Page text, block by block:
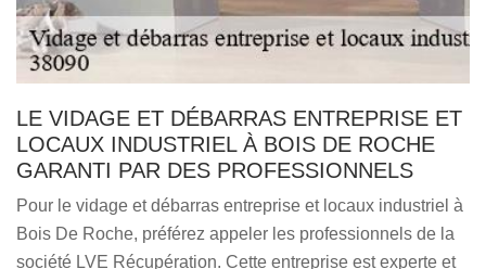
LE VIDAGE ET DÉBARRAS ENTREPRISE ET
LOCAUX INDUSTRIEL À BOIS DE ROCHE
GARANTI PAR DES PROFESSIONNELS
Pour le vidage et débarras entreprise et locaux industriel à
Bois De Roche, préférez appeler les professionnels de la
société LVE Récupération. Cette entreprise est experte et